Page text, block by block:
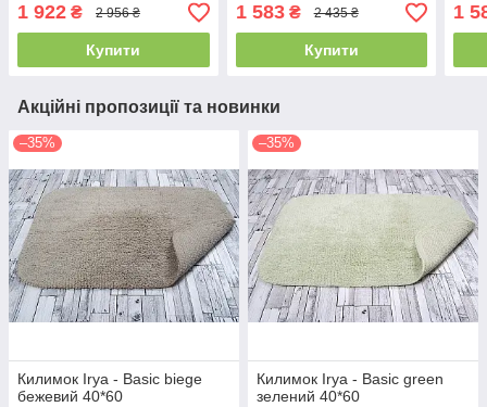
1 922 ₴ 2 956 ₴
Купити
1 583₴ 2 435 ₴
Купити
1
Акційні пропозиції та новинки
–35%
Килимок Irya - Basic biege
бежевий 40*60
–35%
Килимок Irya - Basic green
зелений 40*60